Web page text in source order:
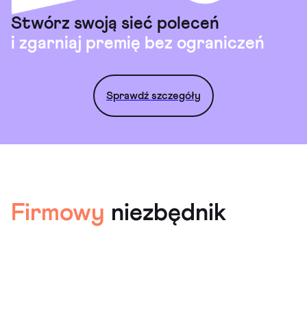
Stwórz swoją sieć poleceń
i zgarniaj premię bez ograniczeń
Sprawdź szczegóły
Firmowy niezbędnik